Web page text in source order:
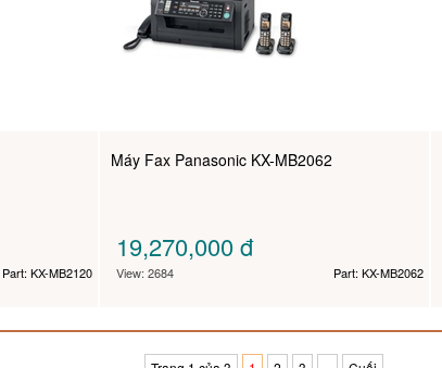
Part: KX-MB2120
Máy Fax Panasonic KX-MB2062
19,270,000đ
View: 2684 Part: KX-MB2062